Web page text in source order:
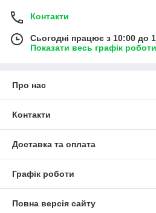
Контакти
Сьогодні працює з 10:00 до
Показати весь графік роботи
Про нас
Контакти
Доставка та оплата
Графік роботи
Повна версія сайту